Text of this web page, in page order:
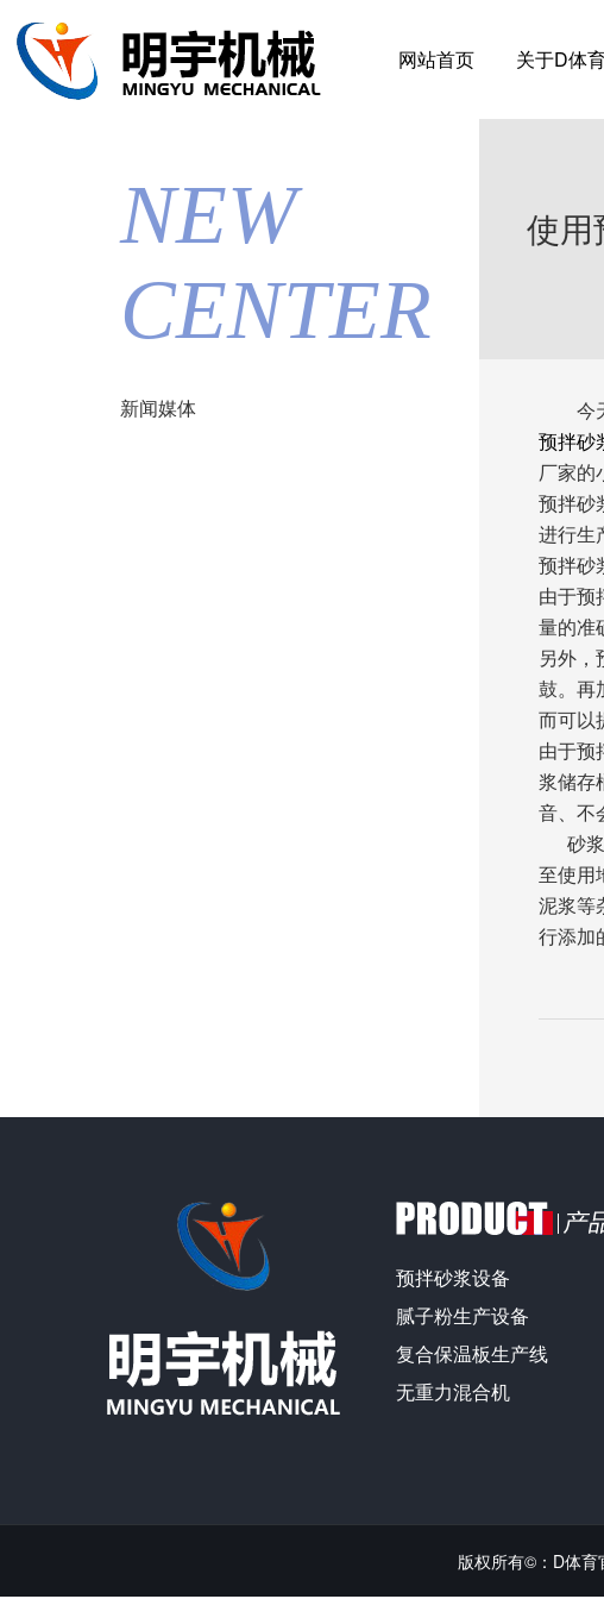
网站首页 关于D体
NEW
CENTER
新闻媒体
使用
今
预拌砂
厂家的
预拌砂
进行生
预拌砂
由于预
量的准
另外，
鼓。再
而可
由于预
浆储存
音、不
砂浆
至使用
泥浆等
行添加
预拌砂浆设备
腻子粉生产设备
复合保温板生产线
无重力混合机
版权所有©：D体育